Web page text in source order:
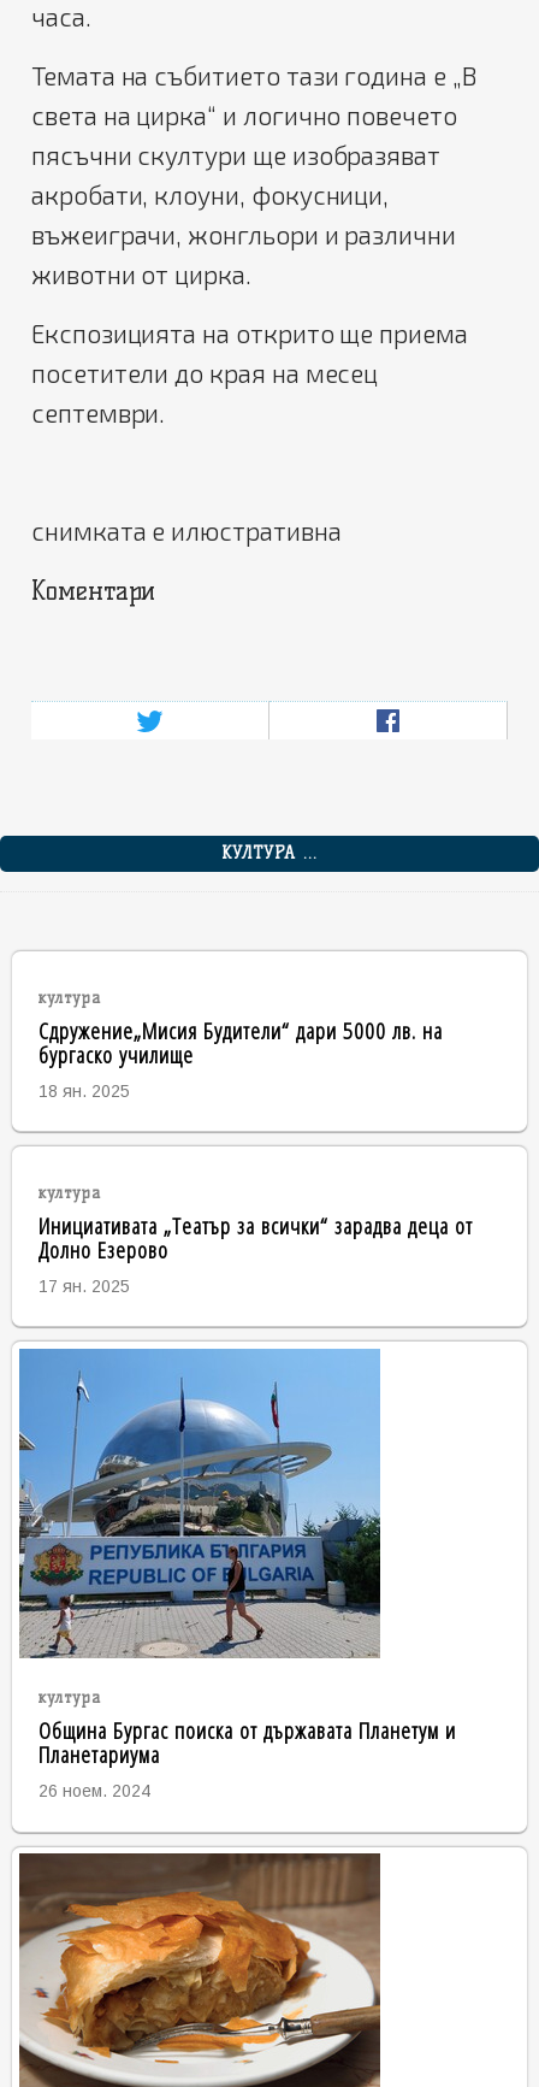
часа.
Темата на събитието тази година е „В
света на цирка“ и логично повечето
пясъчни скултури ще изобразяват
акробати, клоуни, фокусници,
въжеиграчи, жонгльори и различни
животни от цирка.
Експозицията на открито ще приема
посетители до края на месец
септември.
снимката е илюстративна
Коментари
КУЛТУРА ...
култура
Сдружение„Мисия Будители“ дари 5000 лв. на
бургаско училище
18 ян. 2025
култура
Инициативата „Театър за всички“ зарадва деца от
Долно Езерово
17 ян. 2025
култура
Община Бургас поиска от държавата Планетум и
Планетариума
26 ноем. 2024